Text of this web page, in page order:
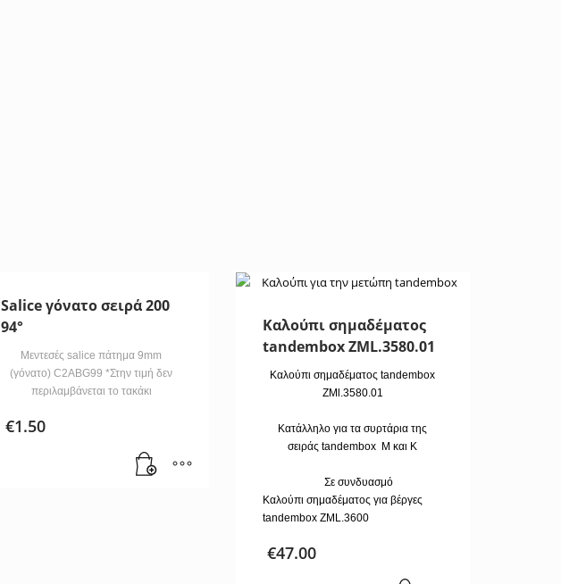
Salice γόνατο σειρά 200
94°
Μεντεσές salice πάτημα 9mm
(γόνατο) C2ABG99 *Στην τιμή δεν
περιλαμβάνεται το τακάκι
€1.50
Καλούπι σημαδέματος
tandembox ZML.3580.01
Καλούπι σημαδέματος tandembox
ZMl.3580.01
Κατάλληλο για τα συρτάρια της
σειράς tandembox M και K
Σε συνδυασμό
Καλούπι σημαδέματος για βέργες
tandembox ZML.3600
€47.00